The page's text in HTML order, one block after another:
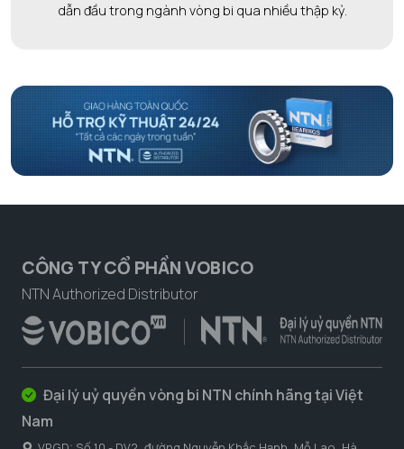
dẫn đầu trong ngành vòng bi qua nhiều thập kỷ.
CÔNG TY CỔ PHẦN VOBICO
NTN Authorized Distributor
Đại lý uỷ quyền vòng bi NTN chính hãng tại Việt
Nam